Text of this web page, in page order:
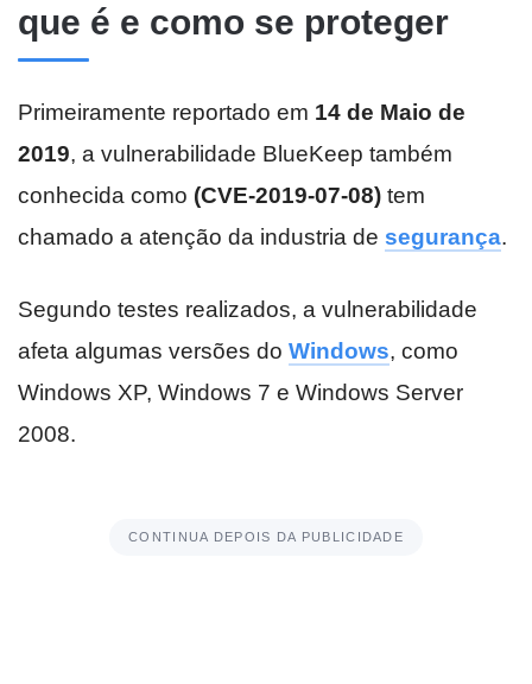
que é e como se proteger
Primeiramente reportado em 14 de Maio de
2019, a vulnerabilidade BlueKeep também
conhecida como (CVE-2019-07-08) tem
chamado a atenção da industria de segurança.
Segundo testes realizados, a vulnerabilidade
afeta algumas versões do Windows, como
Windows XP, Windows 7 e Windows Server
2008.
CONTINUA DEPOIS DA PUBLICIDADE